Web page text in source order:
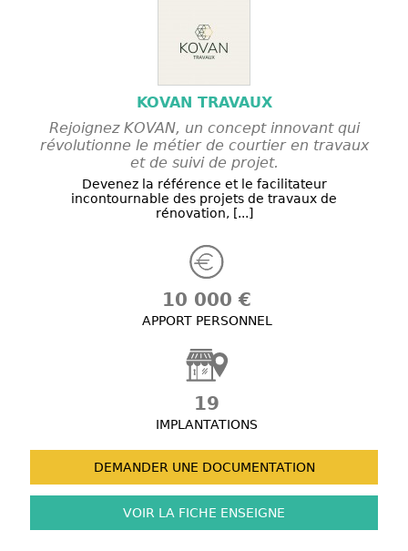
KOVAN TRAVAUX
Rejoignez KOVAN, un concept innovant qui
révolutionne le métier de courtier en travaux
et de suivi de projet.
Devenez la référence et le facilitateur
incontournable des projets de travaux de
rénovation, [...]
10 000 €
APPORT PERSONNEL
19
IMPLANTATIONS
DEMANDER UNE DOCUMENTATION
VOIR LA FICHE ENSEIGNE